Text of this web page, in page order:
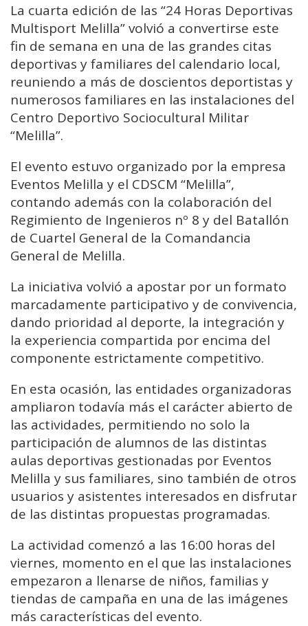
La cuarta edición de las “24 Horas Deportivas
Multisport Melilla” volvió a convertirse este
fin de semana en una de las grandes citas
deportivas y familiares del calendario local,
reuniendo a más de doscientos deportistas y
numerosos familiares en las instalaciones del
Centro Deportivo Sociocultural Militar
“Melilla”.
El evento estuvo organizado por la empresa
Eventos Melilla y el CDSCM “Melilla”,
contando además con la colaboración del
Regimiento de Ingenieros nº 8 y del Batallón
de Cuartel General de la Comandancia
General de Melilla.
La iniciativa volvió a apostar por un formato
marcadamente participativo y de convivencia,
dando prioridad al deporte, la integración y
la experiencia compartida por encima del
componente estrictamente competitivo.
En esta ocasión, las entidades organizadoras
ampliaron todavía más el carácter abierto de
las actividades, permitiendo no solo la
participación de alumnos de las distintas
aulas deportivas gestionadas por Eventos
Melilla y sus familiares, sino también de otros
usuarios y asistentes interesados en disfrutar
de las distintas propuestas programadas.
La actividad comenzó a las 16:00 horas del
viernes, momento en el que las instalaciones
empezaron a llenarse de niños, familias y
tiendas de campaña en una de las imágenes
más características del evento.